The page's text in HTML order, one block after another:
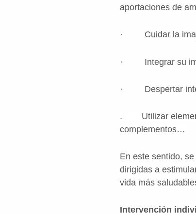
aportaciones de
· Cuidar la
· Integrar su
· Despertar
. Utilizar
complementos…
En este sentido,
dirigidas a
vida más
Intervención